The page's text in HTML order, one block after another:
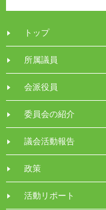
トップ
所属議員
会派役員
委員会の紹介
議会活動報告
政策
活動リポート